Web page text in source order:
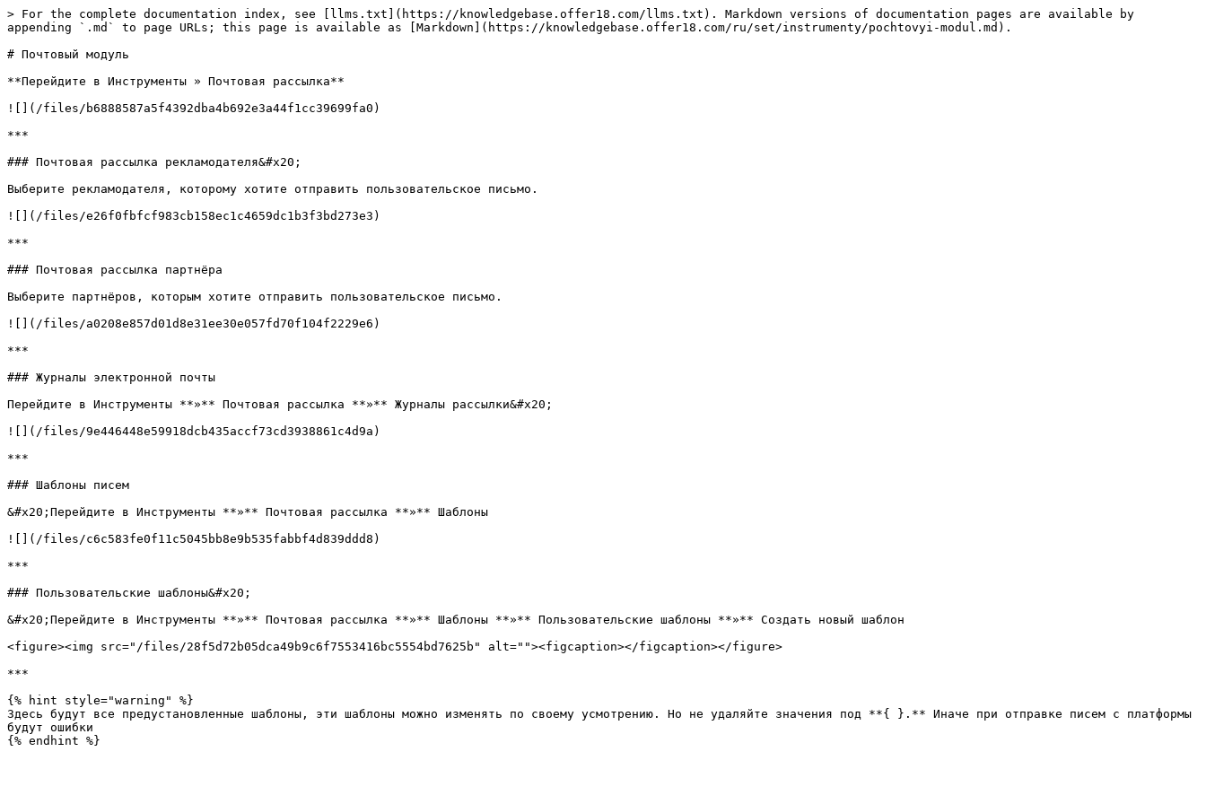
> For the complete documentation index, see [llms.txt](https://knowledgebase.offer18.com/llms.txt). Markdown versions of documentation pages are available by
appending `.md` to page URLs; this page is available as [Markdown](https://knowledgebase.offer18.com/ru/set/instrumenty/pochtovyi-modul.md).
# Почтовый модуль
**Перейдите в Инструменты » Почтовая рассылка**
![](/files/b6888587a5f4392dba4b692e3a44f1cc39699fa0)
***
### Почтовая рассылка рекламодателя&#x20;
Выберите рекламодателя, которому хотите отправить пользовательское письмо.
![](/files/e26f0fbfcf983cb158ec1c4659dc1b3f3bd273e3)
***
### Почтовая рассылка партнёра
Выберите партнёров, которым хотите отправить пользовательское письмо.
![](/files/a0208e857d01d8e31ee30e057fd70f104f2229e6)
***
### Журналы электронной почты
Перейдите в Инструменты **»** Почтовая рассылка **»** Журналы рассылки&#x20;
![](/files/9e446448e59918dcb435accf73cd3938861c4d9a)
***
### Шаблоны писем
&#x20;Перейдите в Инструменты **»** Почтовая рассылка **»** Шаблоны
![](/files/c6c583fe0f11c5045bb8e9b535fabbf4d839ddd8)
***
### Пользовательские шаблоны&#x20;
&#x20;Перейдите в Инструменты **»** Почтовая рассылка **»** Шаблоны **»** Пользовательские шаблоны **»** Создать новый шаблон
<figure><img src="/files/28f5d72b05dca49b9c6f7553416bc5554bd7625b" alt=""><figcaption></figcaption></figure>
***
{% hint style="warning" %}
Здесь будут все предустановленные шаблоны, эти шаблоны можно изменять по своему усмотрению. Но не удаляйте значения под **{ }.** Иначе при отправке писем с платформы
будут ошибки